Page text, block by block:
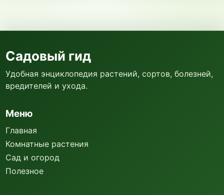
Садовый гид
Удобная энциклопедия растений, сортов, болезней,
вредителей и ухода.
Меню
Главная
Комнатные растения
Сад и огород
Полезное